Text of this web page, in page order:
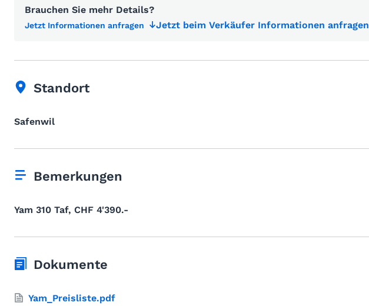
Brauchen Sie mehr Details?
Jetzt Informationen anfragen Jetzt beim Verkäufer Informationen anfragen
Standort
Safenwil
Bemerkungen
Yam 310 Taf, CHF 4'390.-
Dokumente
Yam_Preisliste.pdf